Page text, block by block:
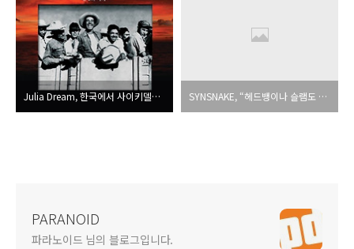
Julia Dream, 한국에서 사이키델릭/프로그레시브록의 산맥을 가장 능숙히 오르는 트리오 SYNSNAKE, “헤드뱅이나 슬램도 좋지만, 뛰고 놀며 즐길 수 있는 음악이 우리의 매력이다.”
PARANOID
파라노이드 님의 블로그입니다.